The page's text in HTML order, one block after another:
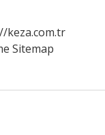
keza.com.tr
Sitemap